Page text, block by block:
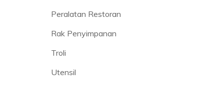
Peralatan Restoran
Rak Penyimpanan
Troli
Utensil